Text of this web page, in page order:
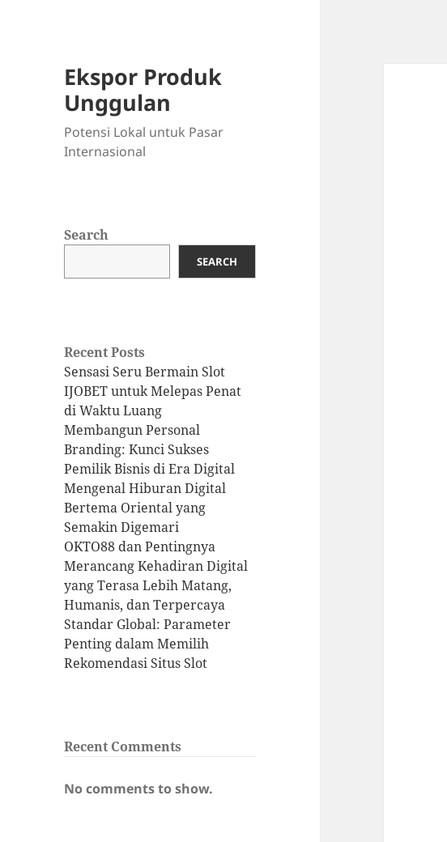
Ekspor Produk
Unggulan
Potensi Lokal untuk Pasar
Internasional
Search
SEARCH
Recent Posts
Sensasi Seru Bermain Slot
IJOBET untuk Melepas Penat
di Waktu Luang
Membangun Personal
Branding: Kunci Sukses
Pemilik Bisnis di Era Digital
Mengenal Hiburan Digital
Bertema Oriental yang
Semakin Digemari
OKTO88 dan Pentingnya
Merancang Kehadiran Digital
yang Terasa Lebih Matang,
Humanis, dan Terpercaya
Standar Global: Parameter
Penting dalam Memilih
Rekomendasi Situs Slot
Recent Comments
No comments to show.